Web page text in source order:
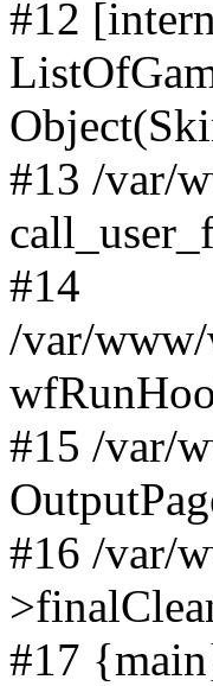
#12
#13 /var/
#14
/var/www/
#15 /var/
#16 /var/
#17